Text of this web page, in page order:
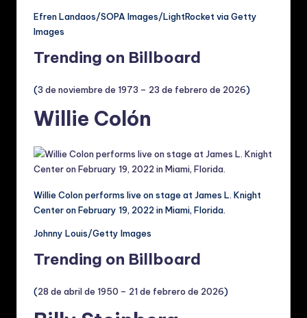
Efren Landaos/SOPA Images/LightRocket via Getty
Images
Trending on Billboard
(3 de noviembre de 1973 – 23 de febrero de 2026)
Willie Colón
Willie Colon performs live on stage at James L. Knight
Center on February 19, 2022 in Miami, Florida.
Johnny Louis/Getty Images
Trending on Billboard
(28 de abril de 1950 – 21 de febrero de 2026)